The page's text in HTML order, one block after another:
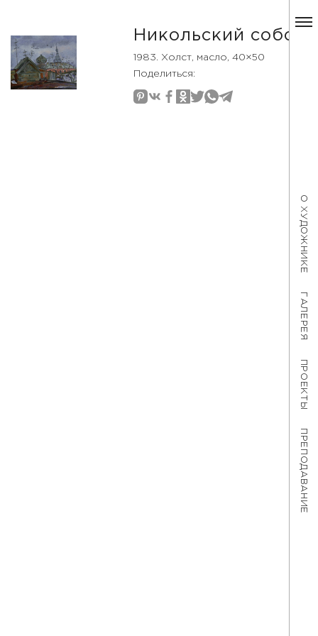
О ХУДОЖНИКЕ
ГАЛЕРЕЯ
ПРОЕКТЫ
ПРЕПОДАВАНИЕ
Никольский собор
1983. Холст, масло, 40×50
Поделиться: